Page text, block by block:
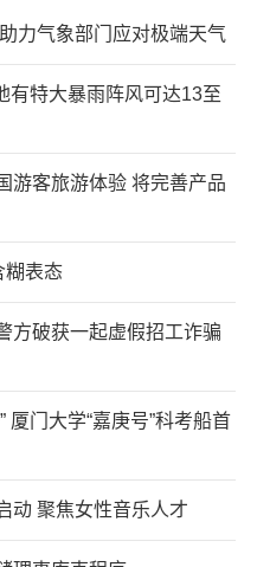
力气象部门应对极端天气
有特大暴雨阵风可达13至
游客旅游体验 将完善产品
糊表态
方破获一起虚假招工诈骗
厦门大学“嘉庚号”科考船首
动 聚焦女性音乐人才